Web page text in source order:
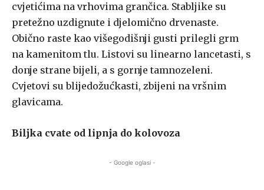
cvjetićima na vrhovima grančica. Stabljike su
pretežno uzdignute i djelomično drvenaste.
Obično raste kao višegodišnji gusti prilegli grm
na kamenitom tlu. Listovi su linearno lancetasti, s
donje strane bijeli, a s gornje tamnozeleni.
Cvjetovi su blijedožućkasti, zbijeni na vršnim
glavicama.
Biljka cvate od lipnja do kolovoza
- Google oglasi -